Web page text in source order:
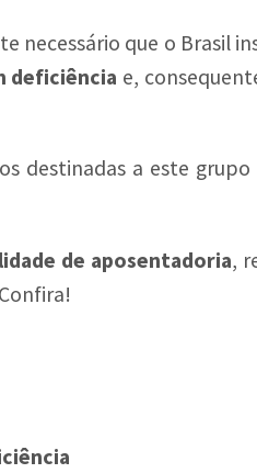
necessário que o Brasil
deficiência e,
destinadas a este
de aposentadoria,
Confira!